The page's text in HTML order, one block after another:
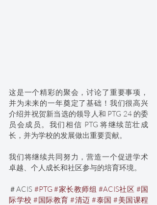
这是一个精彩的聚会，讨论了重要事项，
并为未来的一年奠定了基础！我们很高兴
介绍并祝贺新当选的领导人和 PTG 24 的委
员会成员。我们相信 PTG 将继续茁壮成
长，并为学校的发展做出重要贡献。
我们将继续共同努力，营造一个促进学术
卓越、个人成长和社区参与的培育环境。
＃ACIS #PTG#家长教师组 #ACIS社区 #国
际学校 #国际教育 #清迈 #泰国 #美国课程